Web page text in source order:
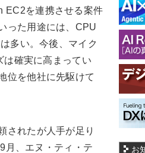
EC2を連携させる案件
った用途には、CPU
多い。今後、マイク
は確実に高まってい
位を他社に先駆けて
されたが人手が足り
月、エヌ・ティ・テ
お